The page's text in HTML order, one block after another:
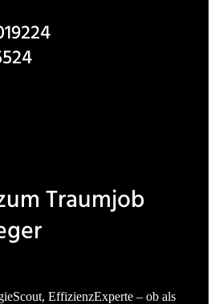
Traumjob
EffizienzExperte – ob als